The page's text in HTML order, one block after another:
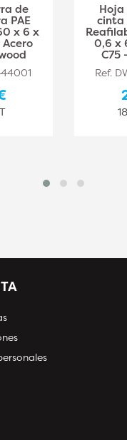
de
PAE
x 6 x
Hoja
cinta
0,6 x
C75
Ref.